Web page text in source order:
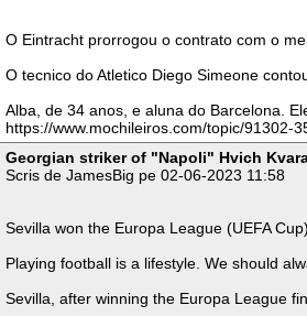
O Eintracht prorrogou o contrato com o
O tecnico do Atletico Diego Simeone
Alba, de 34 anos, e aluna do Barcelona.
https://www.mochileiros.com/topic/91302-
Georgian striker of "Napoli" Hvich
Scris de JamesBig pe 02-06-2023 11:58
Sevilla won the Europa League (UEFA
Playing football is a lifestyle. We should
Sevilla, after winning the Europa League